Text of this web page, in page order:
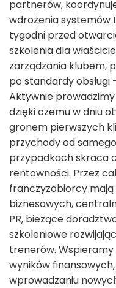
partnerów,
wdrożenia systemów
tygodni przed
szkolenia dla
zarządzania klubem,
po standardy obsługi
Aktywnie
dzięki czemu w dniu
gronem pierwszych
przychody od
przypadkach skraca
rentowności. Przez
franczyzobiorcy
biznesowych,
PR, bieżące
szkoleniowe
trenerów.
wyników
wprowadzaniu